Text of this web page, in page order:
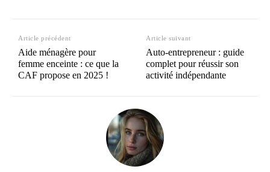
Article précédent
Aide ménagère pour
femme enceinte : ce que la
CAF propose en 2025 !
Article suivant
Auto-entrepreneur : guide
complet pour réussir son
activité indépendante